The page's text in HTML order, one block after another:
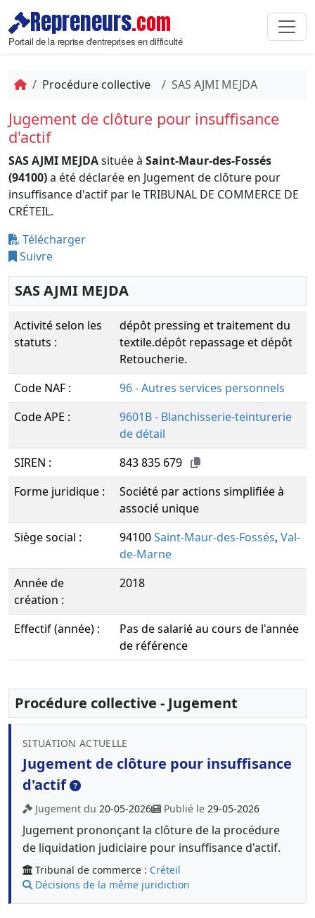
Repreneurs.com
Portail de la reprise d'entreprises en difficulté
Procédure collective SAS AJMI MEJDA
Jugement de clôture pour insuffisance
d'actif
SAS AJMI MEJDAsituée à Saint-Maur-des-Fossés
(94100)a été déclarée en Jugement de clôture pour
insuffisance d'actif par le TRIBUNAL DE COMMERCE DE
CRÉTEIL.
Télécharger
Suivre
SAS AJMI MEJDA
Activité selon les
statuts :
dépôt pressing et traitement du
textile.dépôt repassage et dépôt
Retoucherie.
Code NAF :
96 - Autres services personnels
Code APE :
9601B - Blanchisserie-teinturerie
de détail
SIREN :
843 835 679
Forme juridique :
Société par actions simplifiée à
associé unique
Siège social :
94100Saint-Maur-des-Fossés, Val-
de-Marne
Année de
création :
2018
Effectif (année) :
Pas de salarié au cours de l'année
de référence
Procédure collective - Jugement
SITUATION ACTUELLE
Jugement de clôture pour insuffisance
d'actif
Jugement du 20-05-2026 Publié le 29-05-2026
Jugement prononçant la clôture de la procédure
de liquidation judiciaire pour insuffisance d'actif.
Tribunal de commerce : Créteil
Décisions de la même juridiction